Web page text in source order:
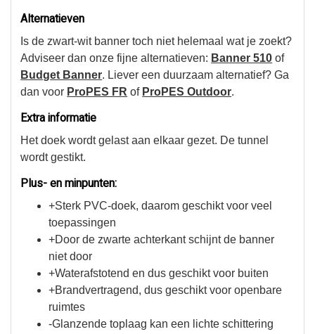
Alternatieven
Is de zwart-wit banner toch niet helemaal wat je zoekt?
Adviseer dan onze fijne alternatieven: Banner 510 of
Budget Banner. Liever een duurzaam alternatief? Ga
dan voor ProPES FR of ProPES Outdoor.
Extra informatie
Het doek wordt gelast aan elkaar gezet. De tunnel
wordt gestikt.
Plus- en minpunten:
+Sterk PVC-doek, daarom geschikt voor veel
toepassingen
+Door de zwarte achterkant schijnt de banner
niet door
+Waterafstotend en dus geschikt voor buiten
+Brandvertragend, dus geschikt voor openbare
ruimtes
-Glanzende toplaag kan een lichte schittering